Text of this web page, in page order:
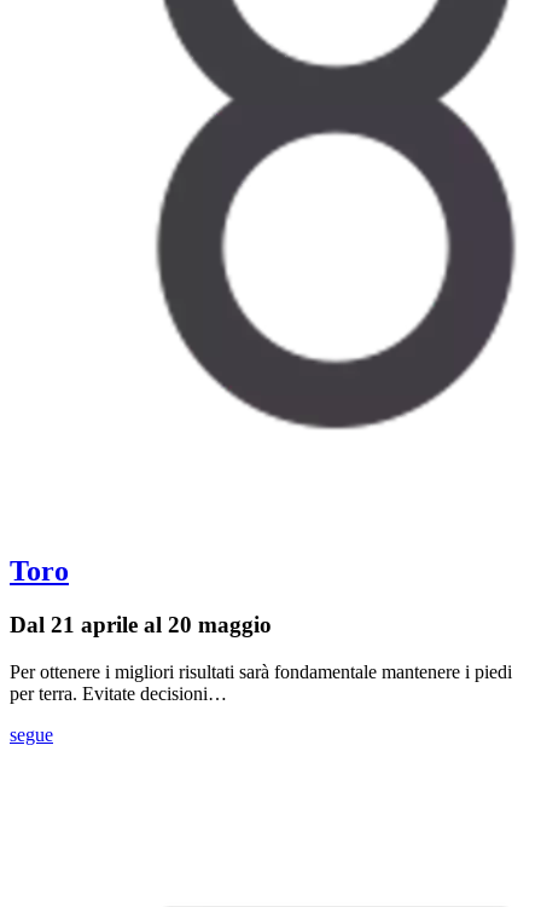
Toro
Dal 21 aprile al 20 maggio
Per ottenere i migliori risultati sarà fondamentale mantenere i piedi
per terra. Evitate decisioni…
segue